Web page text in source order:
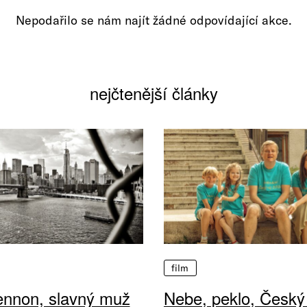
Nepodařilo se nám najít žádné odpovídající akce.
nejčtenější články
slavný muž
film
Nebe, peklo,